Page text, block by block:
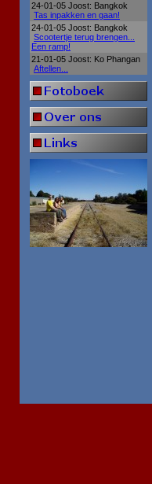
24-01-05 Joost: Bangkok
Tas inpakken en gaan!
24-01-05 Joost: Bangkok
Scootertje terug brengen...
Een ramp!
21-01-05 Joost: Ko Phangan
Aftellen...